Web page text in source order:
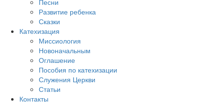
Песни
Развитие ребенка
Сказки
Катехизация
Миссиология
Новоначальным
Оглашение
Пособия по катехизации
Служения Церкви
Статьи
Контакты